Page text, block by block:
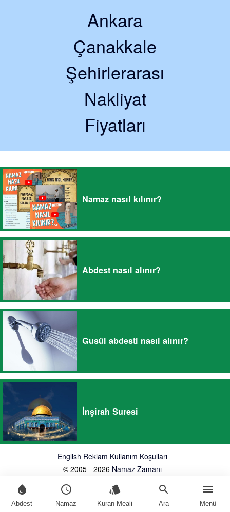
water_drop
Abdest
schedule
Namaz
style
Kuran Meali
search
Ara
menu
Menü
Ankara
Çanakkale
Şehirlerarası
Nakliyat
Fiyatları
Namaz nasıl kılınır?
Abdest nasıl alınır?
Gusül abdesti nasıl alınır?
İnşirah Suresi
English Reklam Kullanım Koşulları
© 2005 - 2026 Namaz Zamanı